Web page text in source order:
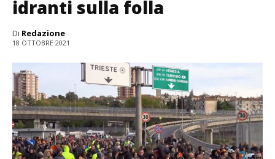
idranti sulla folla
Di Redazione
18 OTTOBRE 2021